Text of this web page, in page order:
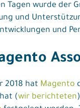
Tagen wurde der
und
und
2018 hat Magento
(wir berichteten